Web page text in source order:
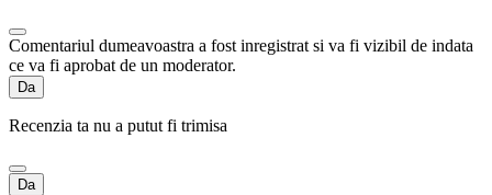
Comentariul dumeavoastra a fost inregistrat si va fi vizibil de indata
ce va fi aprobat de un moderator.
Da
Recenzia ta nu a putut fi trimisa
Da